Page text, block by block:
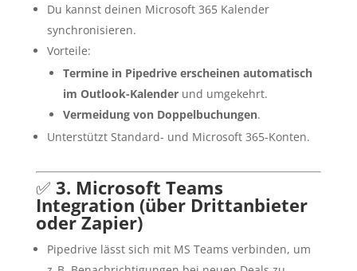
Du kannst deinen Microsoft 365 Kalender
synchronisieren.
Vorteile:
Termine in Pipedrive erscheinen automatisch
im Outlook-Kalenderund umgekehrt.
Vermeidung von Doppelbuchungen.
Unterstützt Standard- und Microsoft 365-Konten.
✅ 3. Microsoft Teams
Integration (über Drittanbieter
oder Zapier)
Pipedrive lässt sich mit MS Teams verbinden, um